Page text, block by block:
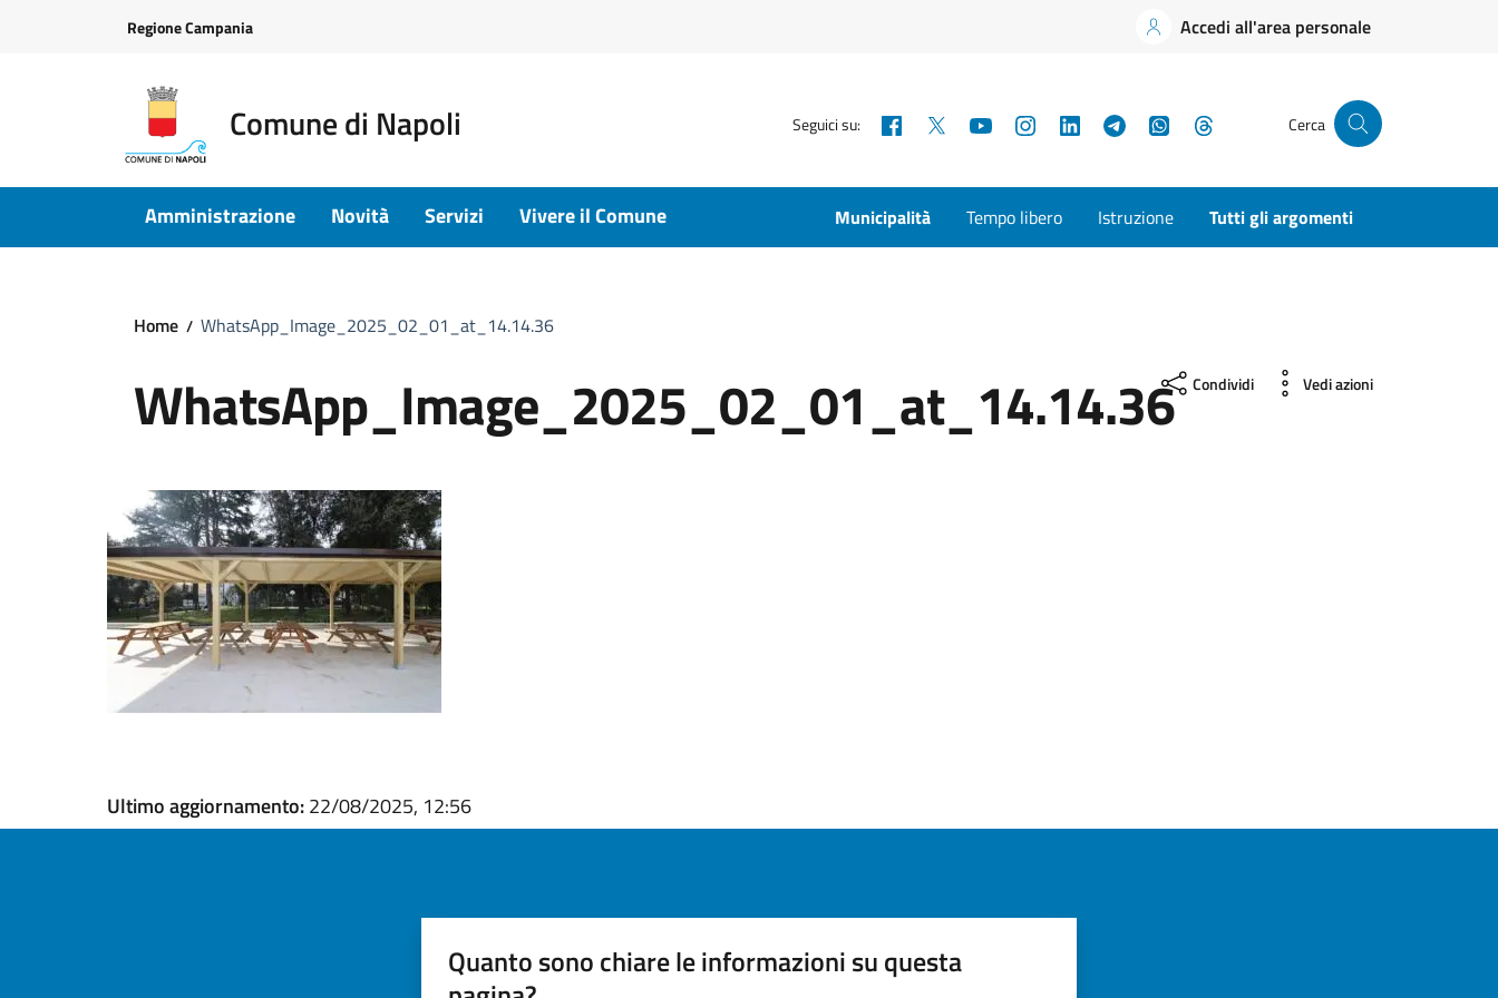
Regione Campania Accedi all'area personale
Comune di Napoli Seguici su: Facebook YouTubeInstagramLinkedInTelegramWhatsApp Cerca
Amministrazione Novità Servizi Vivere il Comune Municipalità Tempo libero Istruzione Tutti gli argomenti
Home WhatsApp_Image_2025_02_01_at_14.14.36
WhatsApp_Image_2025_02_01_at_14.14.36 Condividi Vedi azioni
Ultimo aggiornamento:22/08/2025, 12:56
Quanto sono chiare le informazioni su questa